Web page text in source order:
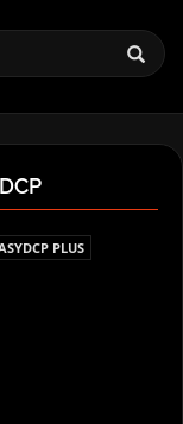
PLUS